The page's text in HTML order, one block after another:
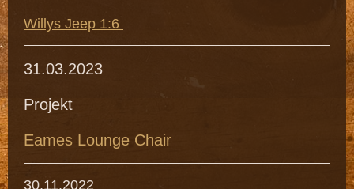
Willys Jeep 1:6
31.03.2023
Projekt
Eames Lounge Chair
30.11.2022